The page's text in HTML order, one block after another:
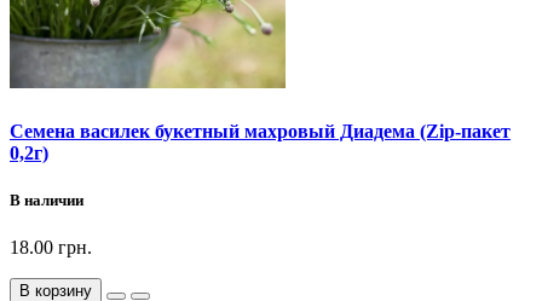
Семена василек букетный махровый Диадема (Zip-пакет
0,2г)
В наличии
18.00 грн.
В корзину